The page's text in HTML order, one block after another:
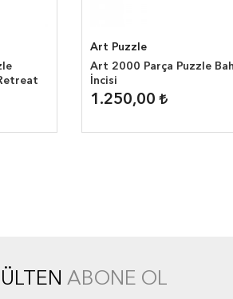
Art Puzzle
Art 2000 Parça Puzzle
İncisi
1.250,00
ABONE OL